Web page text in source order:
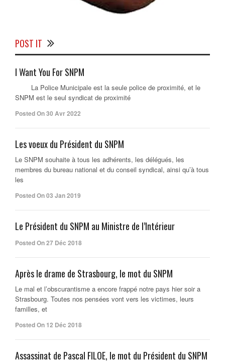
POST IT
I Want You For SNPM
La Police Municipale est la seule police de proximité, et le
SNPM est le seul syndicat de proximité
Posted On 30 Avr 2022
Les voeux du Président du SNPM
Le SNPM souhaite à tous les adhérents, les délégués, les
membres du bureau national et du conseil syndical, ainsi qu’à tous
les
Posted On 03 Jan 2019
Le Président du SNPM au Ministre de l’Intérieur
Posted On 27 Déc 2018
Après le drame de Strasbourg, le mot du SNPM
Le mal et l’obscurantisme a encore frappé notre pays hier soir a
Strasbourg. Toutes nos pensées vont vers les victimes, leurs
familles, et
Posted On 12 Déc 2018
Assassinat de Pascal FILOE, le mot du Président du SNPM